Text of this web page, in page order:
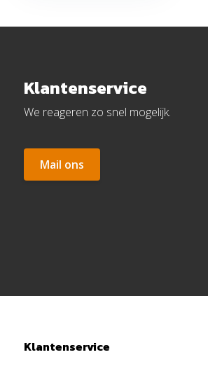
Klantenservice
We reageren zo snel mogelijk.
Mail ons
Klantenservice